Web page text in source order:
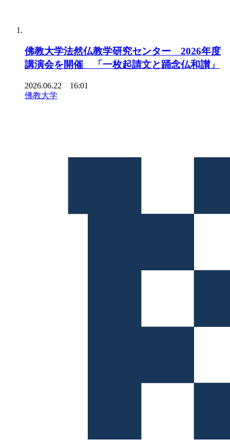
佛教大学法然仏教学研究センター 2026年度
講演会を開催 「一枚起請文と踊念仏和讃」
2026.06.22 16:01
佛教大学